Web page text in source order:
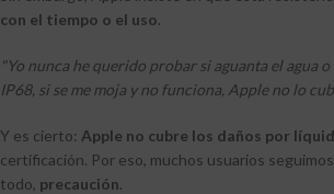
con el tiempo o el uso.
"Yo nunca he querido probar si aguanta el agua
IP68, si se me moja y no funciona, Apple no lo
Y es cierto: Apple no cubre los daños por
certificación. Por eso, muchos usuarios
todo, precaución.